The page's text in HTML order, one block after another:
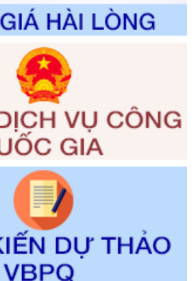
2026
UBND
mục thủ tục hành chính được sửa
quy trình nội bộ, quy trình điện tử
chính trong lĩnh vực Luật sư thuộc
lý của Sở Tư pháp
2026
NĐ-CP
2025/NĐ-CP của Chính phủ: Quy
quốc gia giai đoạn 2026 - 2030
2026
UBND
công bố danh mục thủ tục hành
đổi bổ sung trong lĩnh vực hỗ trợ
lựa chọn nhà thầu thuộc thẩm
Sở Tài chính và Ban Quản lý Khu kinh